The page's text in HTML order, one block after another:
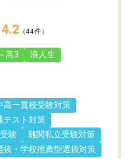
4.2 （44件）
高3 浪人生
高一貫校受験対策
テスト対策
験
難関私立受験対策
抜・学校推薦型選抜対策